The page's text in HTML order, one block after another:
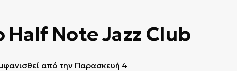
Half Note Jazz Club
από την Παρασκευή 4